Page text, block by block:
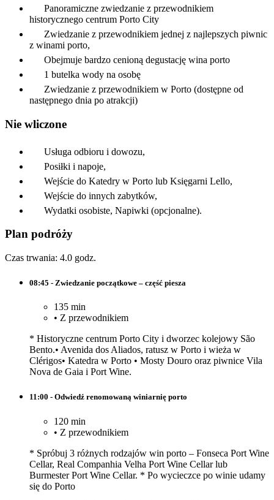
Panoramiczne zwiedzanie z przewodnikiem
historycznego centrum Porto City
Zwiedzanie z przewodnikiem jednej z najlepszych piwnic
z winami porto,
Obejmuje bardzo cenioną degustację wina porto
1 butelka wody na osobę
Zwiedzanie z przewodnikiem w Porto (dostępne od
następnego dnia po atrakcji)
Nie wliczone
Usługa odbioru i dowozu,
Posiłki i napoje,
Wejście do Katedry w Porto lub Księgarni Lello,
Wejście do innych zabytków,
Wydatki osobiste, Napiwki (opcjonalne).
Plan podróży
Czas trwania: 4.0 godz.
08:45 - Zwiedzanie początkowe – część piesza
135 min
• Z przewodnikiem
* Historyczne centrum Porto City i dworzec kolejowy São
Bento.• Avenida dos Aliados, ratusz w Porto i wieża w
Clérigos• Katedra w Porto • Mosty Douro oraz piwnice Vila
Nova de Gaia i Port Wine.
11:00 - Odwiedź renomowaną winiarnię porto
120 min
• Z przewodnikiem
* Spróbuj 3 różnych rodzajów win porto – Fonseca Port Wine
Cellar, Real Companhia Velha Port Wine Cellar lub
Burmester Port Wine Cellar. * Po wycieczce po winie udamy
się do Porto